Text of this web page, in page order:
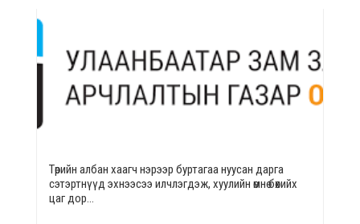
Төрийн албан хаагч нэрээр буртагаа нуусан дарга
сэтэртнүүд эхнээсээ илчлэгдэж, хуулийн өмнө бөхийх
цаг дор…